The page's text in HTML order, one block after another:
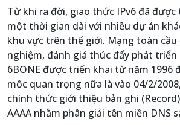
Từ khi ra đời, giao thức IPv6 đã
một thời gian dài với nhiều dự án
khu vực trên thế giới. Mạng toàn
nghiệm, đánh giá thúc đẩy phát triển
6BONE được triển khai từ năm 1996
mốc quan trọng nữa là vào 04/2/
chính thức giới thiệu bản ghi
AAAA nhằm phân giải tên miền DNS